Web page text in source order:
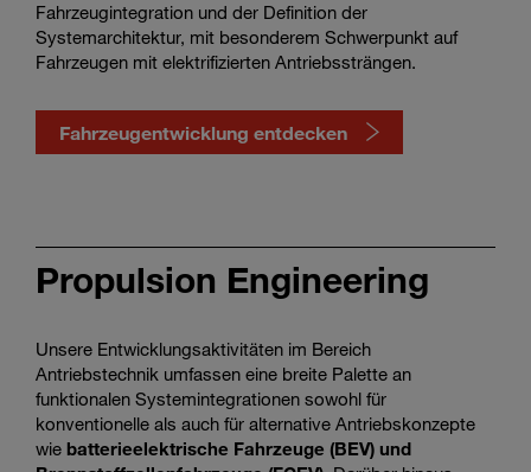
Fahrzeugintegration und der Definition der
Systemarchitektur, mit besonderem Schwerpunkt auf
Fahrzeugen mit elektrifizierten Antriebssträngen.
Fahrzeugentwicklung entdecken
vehicle
engineering
in
Propulsion Engineering
Unsere Entwicklungsaktivitäten im Bereich
Antriebstechnik umfassen eine breite Palette an
funktionalen Systemintegrationen sowohl für
konventionelle als auch für alternative Antriebskonzepte
wie batterieelektrische Fahrzeuge (BEV) und